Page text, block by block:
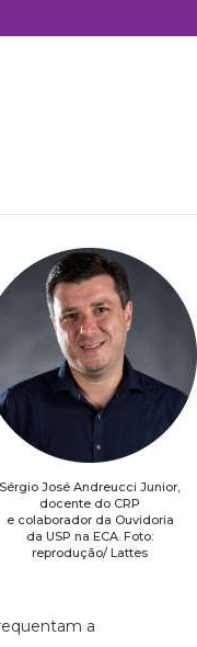
Sérgio José Andreucci Junior,
docente do CRP
e colaborador da Ouvidoria
da USP na ECA. Foto:
reprodução/ Lattes
a